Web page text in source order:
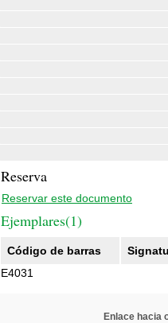
Reserva
Reservar este documento
Ejemplares(1)
Código de barras
E4031
Enlace hacia